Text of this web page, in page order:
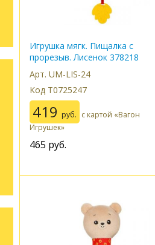
Игрушка мягк. Пищалка с
прорезыв. Лисенок 378218
Арт. UM-LIS-24
Код Т0725247
419 руб. с картой «Вагон
Игрушек»
465 руб.